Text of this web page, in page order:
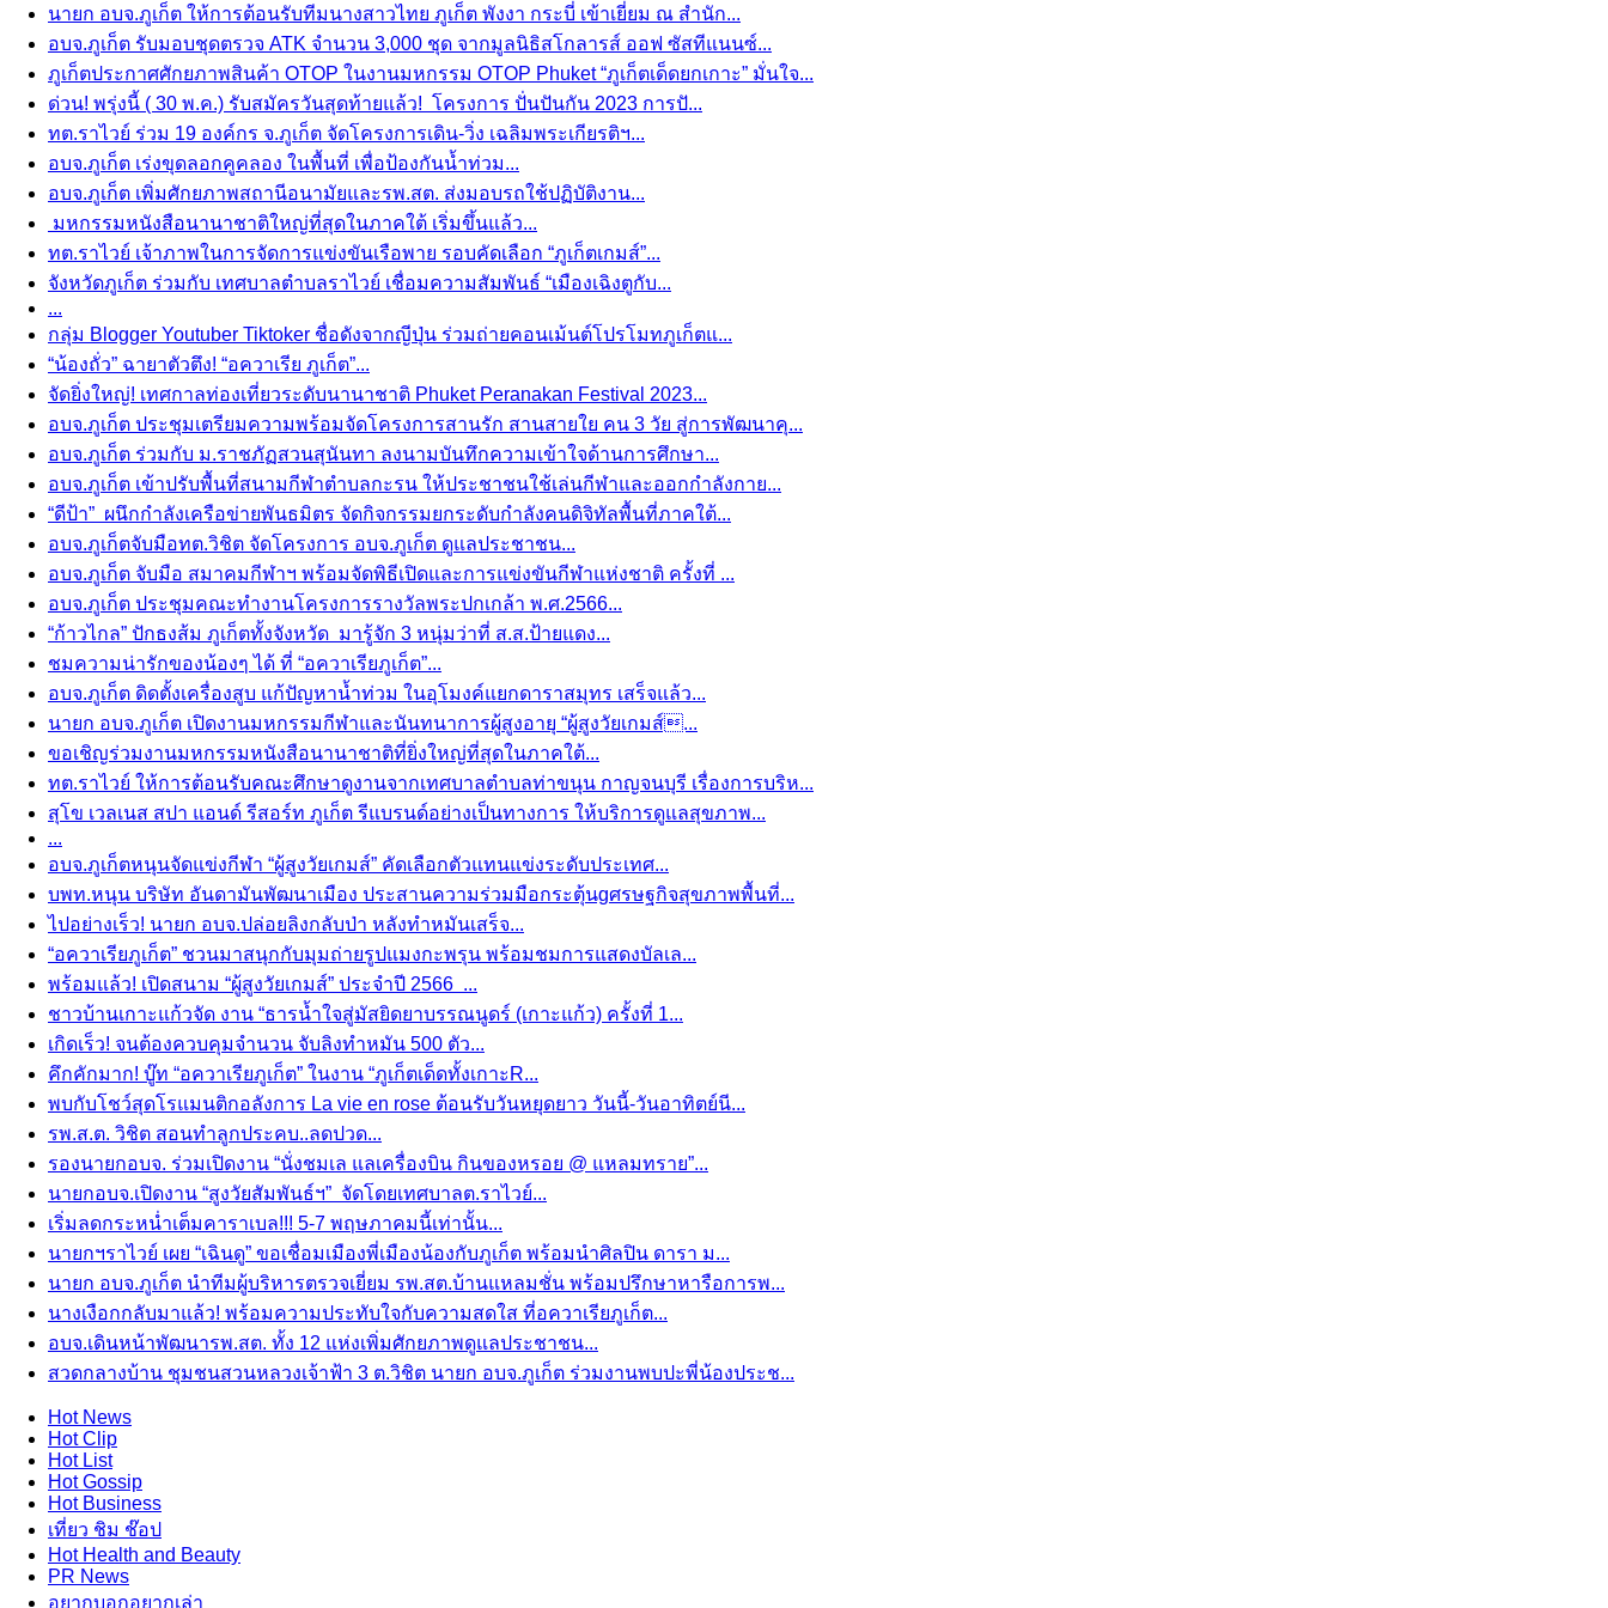
นายก อบจ.ภูเก็ต ให้การต้อนรับทีมนางสาวไทย ภูเก็ต พังงา กระบี่ เข้าเยี่ยม ณ สำนัก...
อบจ.ภูเก็ต รับมอบชุดตรวจ ATK จำนวน 3,000 ชุด จากมูลนิธิสโกลารส์ ออฟ ซัสทีแนนซ์...
ภูเก็ตประกาศศักยภาพสินค้า OTOP ในงานมหกรรม OTOP Phuket “ภูเก็ตเด็ดยกเกาะ” มั่นใจ...
ด่วน! พรุ่งนี้ ( 30 พ.ค.) รับสมัครวันสุดท้ายแล้ว! โครงการ ปั่นปันกัน 2023 การปั...
ทต.ราไวย์ ร่วม 19 องค์กร จ.ภูเก็ต จัดโครงการเดิน-วิ่ง เฉลิมพระเกียรติฯ...
อบจ.ภูเก็ต เร่งขุดลอกคูคลอง ในพื้นที่ เพื่อป้องกันน้ำท่วม...
อบจ.ภูเก็ต เพิ่มศักยภาพสถานีอนามัยและรพ.สต. ส่งมอบรถใช้ปฏิบัติงาน...
มหกรรมหนังสือนานาชาติใหญ่ที่สุดในภาคใต้ เริ่มขึ้นแล้ว...
ทต.ราไวย์ เจ้าภาพในการจัดการแข่งขันเรือพาย รอบคัดเลือก “ภูเก็ตเกมส์”...
จังหวัดภูเก็ต ร่วมกับ เทศบาลตำบลราไวย์ เชื่อมความสัมพันธ์ “เมืองเฉิงตูกับ...
...
กลุ่ม Blogger Youtuber Tiktoker ชื่อดังจากญีปุ่น ร่วมถ่ายคอนเม้นต์โปรโมทภูเก็ตแ...
“น้องถั่ว” ฉายาตัวตึง! “อควาเรีย ภูเก็ต”...
จัดยิ่งใหญ่! เทศกาลท่องเที่ยวระดับนานาชาติ Phuket Peranakan Festival 2023...
อบจ.ภูเก็ต ประชุมเตรียมความพร้อมจัดโครงการสานรัก สานสายใย คน 3 วัย สู่การพัฒนาคุ...
อบจ.ภูเก็ต ร่วมกับ ม.ราชภัฏสวนสุนันทา ลงนามบันทึกความเข้าใจด้านการศึกษา...
อบจ.ภูเก็ต เข้าปรับพื้นที่สนามกีฬาตำบลกะรน ให้ประชาชนใช้เล่นกีฬาและออกกำลังกาย...
“ดีป้า” ผนึกกำลังเครือข่ายพันธมิตร จัดกิจกรรมยกระดับกำลังคนดิจิทัลพื้นที่ภาคใต้...
อบจ.ภูเก็ตจับมือทต.วิชิต จัดโครงการ อบจ.ภูเก็ต ดูแลประชาชน...
อบจ.ภูเก็ต จับมือ สมาคมกีฬาฯ พร้อมจัดพิธีเปิดและการแข่งขันกีฬาแห่งชาติ ครั้งที่ ...
อบจ.ภูเก็ต ประชุมคณะทำงานโครงการรางวัลพระปกเกล้า พ.ศ.2566...
“ก้าวไกล” ปักธงส้ม ภูเก็ตทั้งจังหวัด มารู้จัก 3 หนุ่มว่าที่ ส.ส.ป้ายแดง...
ชมความน่ารักของน้องๆ ได้ ที่ “อควาเรียภูเก็ต”...
อบจ.ภูเก็ต ดิดตั้งเครื่องสูบ แก้ปัญหาน้ำท่วม ในอุโมงค์แยกดาราสมุทร เสร็จแล้ว...
นายก อบจ.ภูเก็ต เปิดงานมหกรรมกีฬาและนันทนาการผู้สูงอายุ “ผู้สูงวัยเกมส์...
ขอเชิญร่วมงานมหกรรมหนังสือนานาชาติที่ยิ่งใหญ่ที่สุดในภาคใต้...
ทต.ราไวย์ ให้การต้อนรับคณะศึกษาดูงานจากเทศบาลตำบลท่าขนุน กาญจนบุรี เรื่องการบริห...
สุโข เวลเนส สปา แอนด์ รีสอร์ท ภูเก็ต รีแบรนด์อย่างเป็นทางการ ให้บริการดูแลสุขภาพ...
...
อบจ.ภูเก็ตหนุนจัดแข่งกีฬา “ผู้สูงวัยเกมส์” คัดเลือกตัวแทนแข่งระดับประเทศ...
บพท.หนุน บริษัท อันดามันพัฒนาเมือง ประสานความร่วมมือกระตุ้นgศรษฐกิจสุขภาพพื้นที่...
ไปอย่างเร็ว! นายก อบจ.ปล่อยลิงกลับป่า หลังทำหมันเสร็จ...
“อควาเรียภูเก็ต” ชวนมาสนุกกับมุมถ่ายรูปแมงกะพรุน พร้อมชมการแสดงบัลเล...
พร้อมแล้ว! เปิดสนาม “ผู้สูงวัยเกมส์” ประจำปี 2566 ...
ชาวบ้านเกาะแก้วจัด งาน “ธารน้ำใจสู่มัสยิดยาบรรณนูดร์ (เกาะแก้ว) ครั้งที่ 1...
เกิดเร็ว! จนต้องควบคุมจำนวน จับลิงทำหมัน 500 ตัว...
คึกคักมาก! บู๊ท “อควาเรียภูเก็ต” ในงาน “ภูเก็ตเด็ดทั้งเกาะR...
พบกับโชว์สุดโรแมนติกอลังการ La vie en rose ต้อนรับวันหยุดยาว วันนี้-วันอาทิตย์นี...
รพ.ส.ต. วิชิต สอนทำลูกประคบ..ลดปวด...
รองนายกอบจ. ร่วมเปิดงาน “นั่งชมเล แลเครื่องบิน กินของหรอย @ แหลมทราย”...
นายกอบจ.เปิดงาน “สูงวัยสัมพันธ์ฯ” จัดโดยเทศบาลต.ราไวย์...
เริ่มลดกระหน่ำเต็มคาราเบล!!! 5-7 พฤษภาคมนี้เท่านั้น...
นายกฯราไวย์ เผย “เฉินดู” ขอเชื่อมเมืองพี่เมืองน้องกับภูเก็ต พร้อมนำศิลปิน ดารา ม...
นายก อบจ.ภูเก็ต นำทีมผู้บริหารตรวจเยี่ยม รพ.สต.บ้านแหลมชั่น พร้อมปรึกษาหารือการพ...
นางเงือกกลับมาแล้ว! พร้อมความประทับใจกับความสดใส ที่อควาเรียภูเก็ต...
อบจ.เดินหน้าพัฒนารพ.สต. ทั้ง 12 แห่งเพิ่มศักยภาพดูแลประชาชน...
สวดกลางบ้าน ชุมชนสวนหลวงเจ้าฟ้า 3 ต.วิชิต นายก อบจ.ภูเก็ต ร่วมงานพบปะพี่น้องประช...
HotNews
HotClip
HotList
HotGossip
HotBusiness
เที่ยว ชิม ช๊อป
HotHealth and Beauty
PR News
อยากบอกอยากเล่า